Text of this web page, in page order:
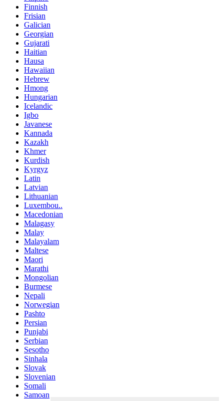
Finnish
Frisian
Galician
Georgian
Gujarati
Haitian
Hausa
Hawaiian
Hebrew
Hmong
Hungarian
Icelandic
Igbo
Javanese
Kannada
Kazakh
Khmer
Kurdish
Kyrgyz
Latin
Latvian
Lithuanian
Luxembou..
Macedonian
Malagasy
Malay
Malayalam
Maltese
Maori
Marathi
Mongolian
Burmese
Nepali
Norwegian
Pashto
Persian
Punjabi
Serbian
Sesotho
Sinhala
Slovak
Slovenian
Somali
Samoan